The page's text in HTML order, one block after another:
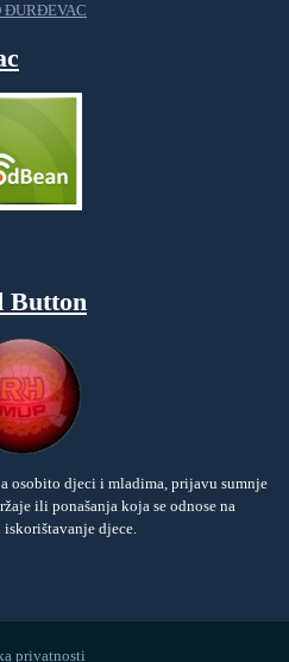
ĐURĐEVAC
Button
osobito djeci i mladima, prijavu sumnje
ili ponašanja koja se odnose na
djece.
privatnosti